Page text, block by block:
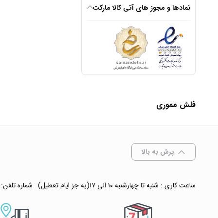
نمادها و مجوز های آتی کالا مارکت
فلش مموری
پرش به بالا
ساعت کاری : شنبه تا چهارشنبه ۱۰ الی ۱۷(به جز ایام تعطیل) شماره تلفن: